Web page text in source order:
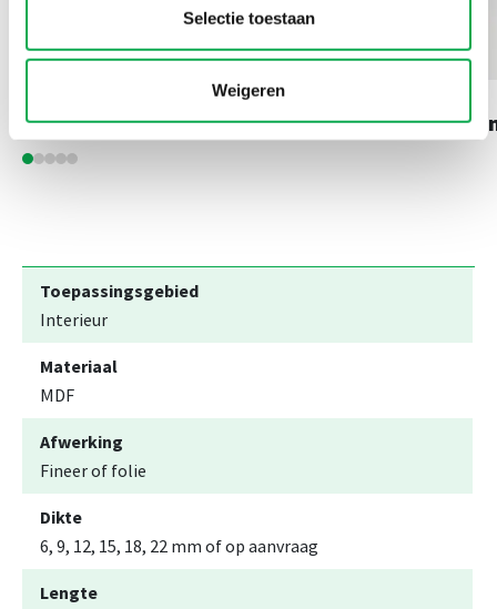
Selectie toestaan
Weigeren
Bamboe Caramel
Toepassingsgebied
Interieur
Materiaal
MDF
Afwerking
Fineer of folie
Dikte
6, 9, 12, 15, 18, 22 mm of op aanvraag
Lengte